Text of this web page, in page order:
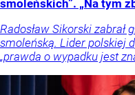
smoleńskich”. „Na tym
Radosław Sikorski zabrał
smoleńską. Lider polskiej
„prawda o wypadku jest